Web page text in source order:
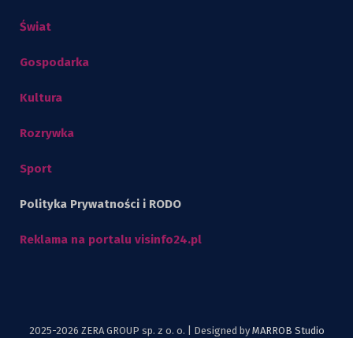
Świat
Gospodarka
Kultura
Rozrywka
Sport
Polityka Prywatności i RODO
Reklama na portalu visinfo24.pl
2025-2026 ZERA GROUP sp. z o. o. | Designed by MARROB Studio